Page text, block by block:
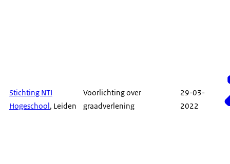
Stichting NTI
Hogeschool , Leiden
Voorlichting over
graadverlening
29-03-
2022